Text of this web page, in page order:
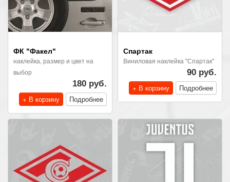
ФК "Факел"
наклейка, размер и цвет на
выбор
180 руб.
+ В корзину
Подробнее
Спартак
Виниловая наклейка "Спартак"
90 руб.
+ В корзину
Подробнее